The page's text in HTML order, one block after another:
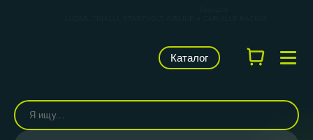
Каталог